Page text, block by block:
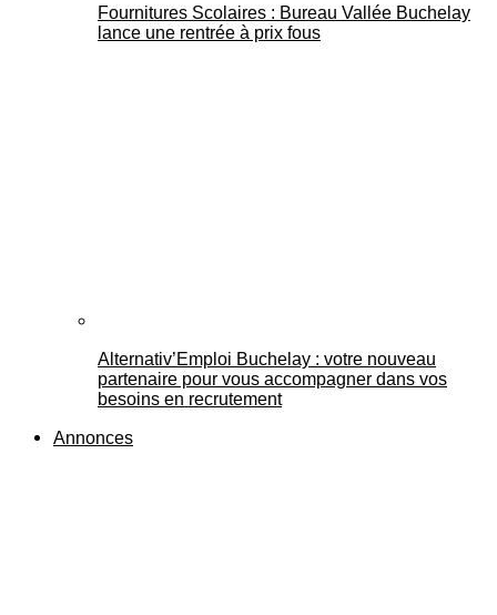
Fournitures Scolaires : Bureau Vallée Buchelay
lance une rentrée à prix fous
Alternativ’Emploi Buchelay : votre nouveau
partenaire pour vous accompagner dans vos
besoins en recrutement
Annonces